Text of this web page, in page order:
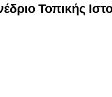
Τοπικής